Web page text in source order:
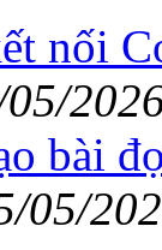
nối
bài
05/